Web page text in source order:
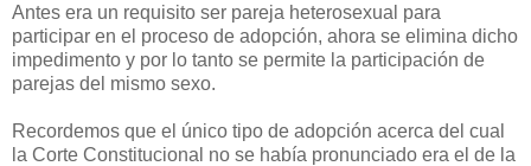
Antes era un requisito ser pareja heterosexual para
participar en el proceso de adopción, ahora se elimina dicho
impedimento y por lo tanto se permite la participación de
parejas del mismo sexo.
Recordemos que el único tipo de adopción acerca del cual
la Corte Constitucional no se había pronunciado era el de la